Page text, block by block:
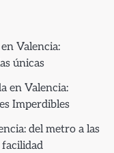
Valencia:
únicas
en Valencia:
Imperdibles
del metro a las